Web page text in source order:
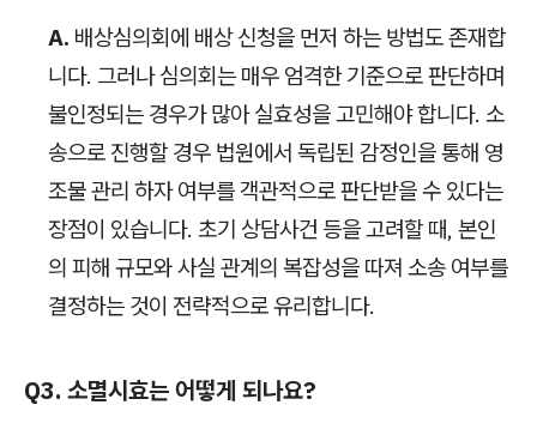
A. 배상심의회에 배상 신청을 먼저 하는 방법도 존재합
니다. 그러나 심의회는 매우 엄격한 기준으로 판단하며
불인정되는 경우가 많아 실효성을 고민해야 합니다. 소
송으로 진행할 경우 법원에서 독립된 감정인을 통해 영
조물 관리 하자 여부를 객관적으로 판단받을 수 있다는
장점이 있습니다. 초기 상담사건 등을 고려할 때, 본인
의 피해 규모와 사실 관계의 복잡성을 따져 소송 여부를
결정하는 것이 전략적으로 유리합니다.
Q3. 소멸시효는 어떻게 되나요?